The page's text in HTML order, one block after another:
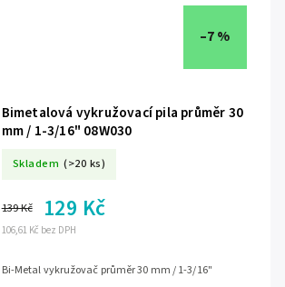
–7 %
Bimetalová vykružovací pila průměr 30
mm / 1-3/16" 08W030
Skladem (>20 ks)
106,61 Kč bez DPH
139 Kč 129 Kč
Bi-Metal vykružovač průměr 30 mm / 1-3/16"